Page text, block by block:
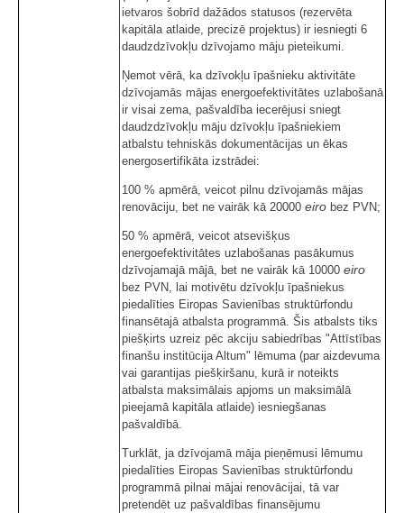
ietvaros šobrīd dažādos statusos (rezervēta
kapitāla atlaide, precizē projektus) ir iesniegti 6
daudzdzīvokļu dzīvojamo māju pieteikumi.
Ņemot vērā, ka dzīvokļu īpašnieku aktivitāte
dzīvojamās mājas energoefektivitātes uzlabošanā
ir visai zema, pašvaldība iecerējusi sniegt
daudzdzīvokļu māju dzīvokļu īpašniekiem
atbalstu tehniskās dokumentācijas un ēkas
energosertifikāta izstrādei:
100 % apmērā, veicot pilnu dzīvojamās mājas
renovāciju, bet ne vairāk kā 20000 eiro bez PVN;
50 % apmērā, veicot atsevišķus
energoefektivitātes uzlabošanas pasākumus
dzīvojamajā mājā, bet ne vairāk kā 10000 eiro
bez PVN, lai motivētu dzīvokļu īpašniekus
piedalīties Eiropas Savienības struktūrfondu
finansētajā atbalsta programmā. Šis atbalsts tiks
piešķirts uzreiz pēc akciju sabiedrības "Attīstības
finanšu institūcija Altum" lēmuma (par aizdevuma
vai garantijas piešķiršanu, kurā ir noteikts
atbalsta maksimālais apjoms un maksimālā
pieejamā kapitāla atlaide) iesniegšanas
pašvaldībā.
Turklāt, ja dzīvojamā māja pieņēmusi lēmumu
piedalīties Eiropas Savienības struktūrfondu
programmā pilnai mājai renovācijai, tā var
pretendēt uz pašvaldības finansējumu